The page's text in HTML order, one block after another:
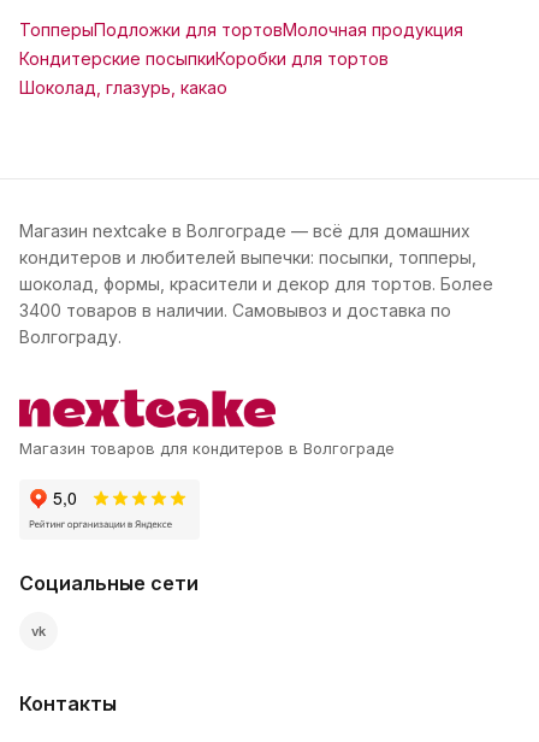
ТопперыПодложки для тортовМолочная продукция
Кондитерские посыпкиКоробки для тортов
Шоколад, глазурь, какао
Магазин nextcake в Волгограде — всё для домашних
кондитеров и любителей выпечки: посыпки, топперы,
шоколад, формы, красители и декор для тортов. Более
3400 товаров в наличии. Самовывоз и доставка по
Волгограду.
Магазин товаров для кондитеров в Волгограде
Социальные сети
vk
Контакты